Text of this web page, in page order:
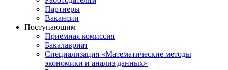
Партнеры
Вакансии
Поступающим
Приемная комиссия
Бакалавриат
Специализация «Математические методы
экономики и анализ данных»